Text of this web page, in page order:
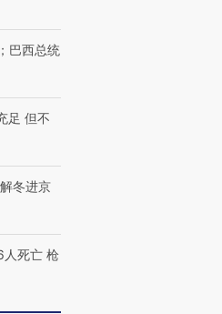
巴西总统
足 但不
冬进京
人死亡 枪